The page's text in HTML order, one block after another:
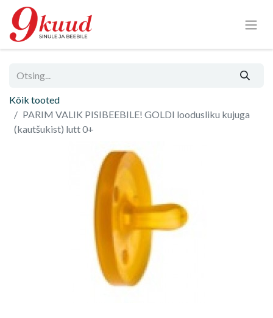
Kõik tooted
PARIM VALIK PISIBEEBILE! GOLDI loodusliku kujuga
(kautšukist) lutt 0+